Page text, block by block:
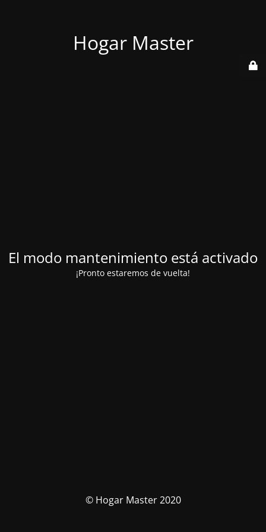
Hogar Master
El modo mantenimiento está activado
¡Pronto estaremos de vuelta!
© Hogar Master 2020